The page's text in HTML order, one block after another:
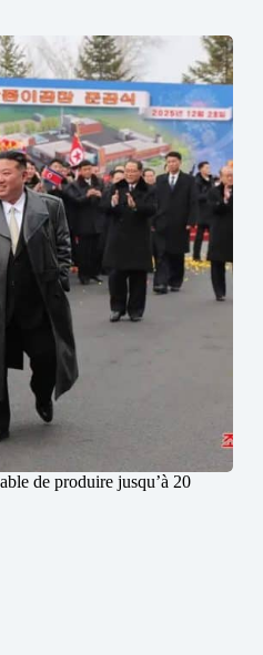
de produire jusqu’à 20